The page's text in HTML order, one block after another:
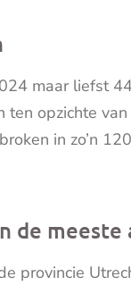
maar liefst
ten opzichte
in zo’n
de
provincie